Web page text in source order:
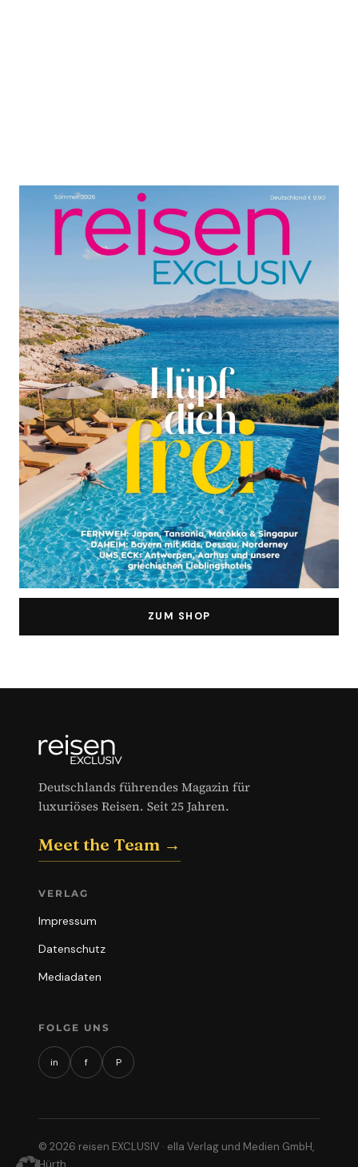
ZUM SHOP
Deutschlands führendes Magazin für
luxuriöses Reisen. Seit 25 Jahren.
Meet the Team →
VERLAG
Impressum
Datenschutz
Mediadaten
FOLGE UNS
in f P
© 2026 reisen EXCLUSIV · ella Verlag und Medien GmbH,
Hürth